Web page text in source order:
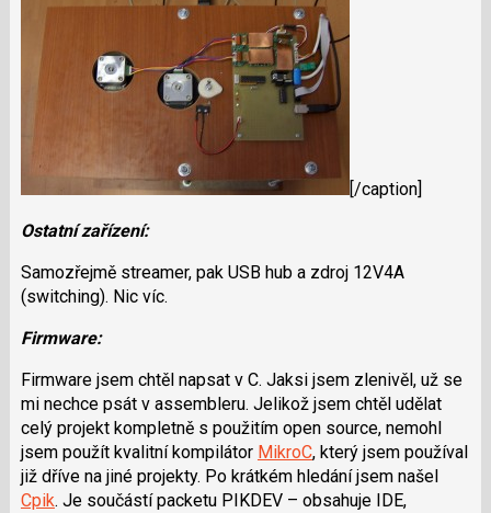
[/caption]
Ostatní zařízení:
Samozřejmě streamer, pak USB hub a zdroj 12V4A
(switching). Nic víc.
Firmware:
Firmware jsem chtěl napsat v C. Jaksi jsem zlenivěl, už se
mi nechce psát v assembleru. Jelikož jsem chtěl udělat
celý projekt kompletně s použitím open source, nemohl
jsem použít kvalitní kompilátor MikroC, který jsem používal
již dříve na jiné projekty. Po krátkém hledání jsem našel
Cpik. Je součástí packetu PIKDEV – obsahuje IDE,